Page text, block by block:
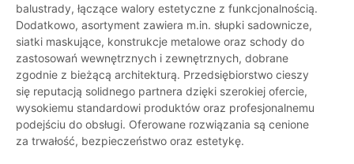
balustrady, łączące walory estetyczne z funkcjonalnością.
Dodatkowo, asortyment zawiera m.in. słupki sadownicze,
siatki maskujące, konstrukcje metalowe oraz schody do
zastosowań wewnętrznych i zewnętrznych, dobrane
zgodnie z bieżącą architekturą. Przedsiębiorstwo cieszy
się reputacją solidnego partnera dzięki szerokiej ofercie,
wysokiemu standardowi produktów oraz profesjonalnemu
podejściu do obsługi. Oferowane rozwiązania są cenione
za trwałość, bezpieczeństwo oraz estetykę.